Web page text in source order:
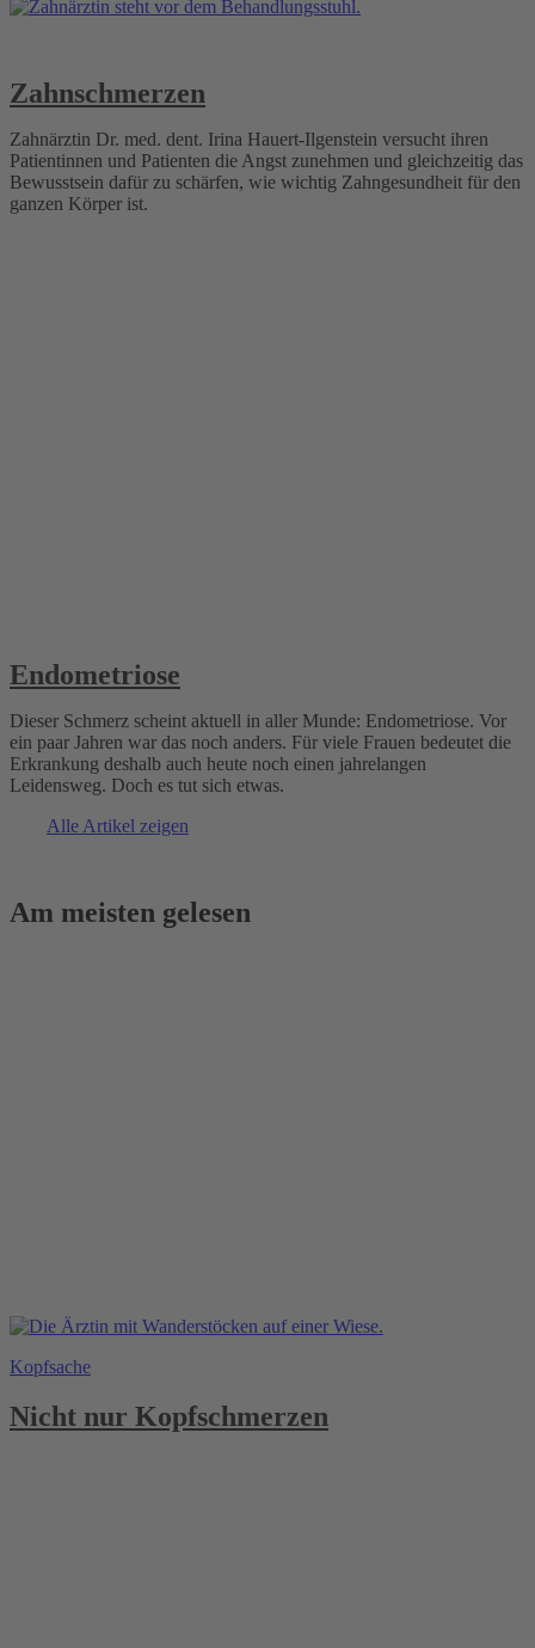
Zahnschmerzen
Zahnärztin Dr. med. dent. Irina Hauert-Ilgenstein versucht ihren
Patientinnen und Patienten die Angst zunehmen und gleichzeitig das
Bewusstsein dafür zu schärfen, wie wichtig Zahngesundheit für den
ganzen Körper ist.
Endometriose
Dieser Schmerz scheint aktuell in aller Munde: Endometriose. Vor
ein paar Jahren war das noch anders. Für viele Frauen bedeutet die
Erkrankung deshalb auch heute noch einen jahrelangen
Leidensweg. Doch es tut sich etwas.
Alle Artikel zeigen
Am meisten gelesen
Kopfsache
Nicht nur Kopfschmerzen